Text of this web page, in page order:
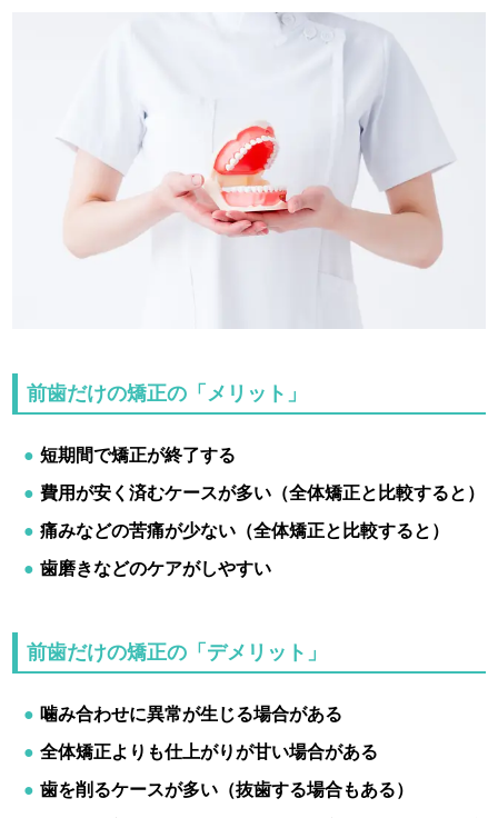
前歯だけの矯正の「メリット」
短期間で矯正が終了する
費用が安く済むケースが多い（全体矯正と比較すると）
痛みなどの苦痛が少ない（全体矯正と比較すると）
歯磨きなどのケアがしやすい
前歯だけの矯正の「デメリット」
噛み合わせに異常が生じる場合がある
全体矯正よりも仕上がりが甘い場合がある
歯を削るケースが多い（抜歯する場合もある）